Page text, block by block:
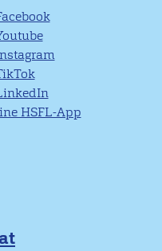
HSFL-App